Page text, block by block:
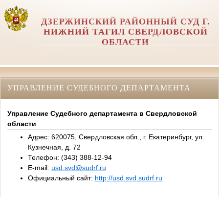
ДЗЕРЖИНСКИЙ РАЙОННЫЙ СУД Г.
НИЖНИЙ ТАГИЛ СВЕРДЛОВСКОЙ
ОБЛАСТИ
УПРАВЛЕНИЕ СУДЕБНОГО ДЕПАРТАМЕНТА
Управление Судебного департамента в Свердловской
области
Адрес: 620075, Свердловская обл., г. Екатеринбург, ул.
Кузнечная, д. 72
Телефон: (343) 388-12-94
E-mail: usd.svd@sudrf.ru
Официальный сайт: http://usd.svd.sudrf.ru